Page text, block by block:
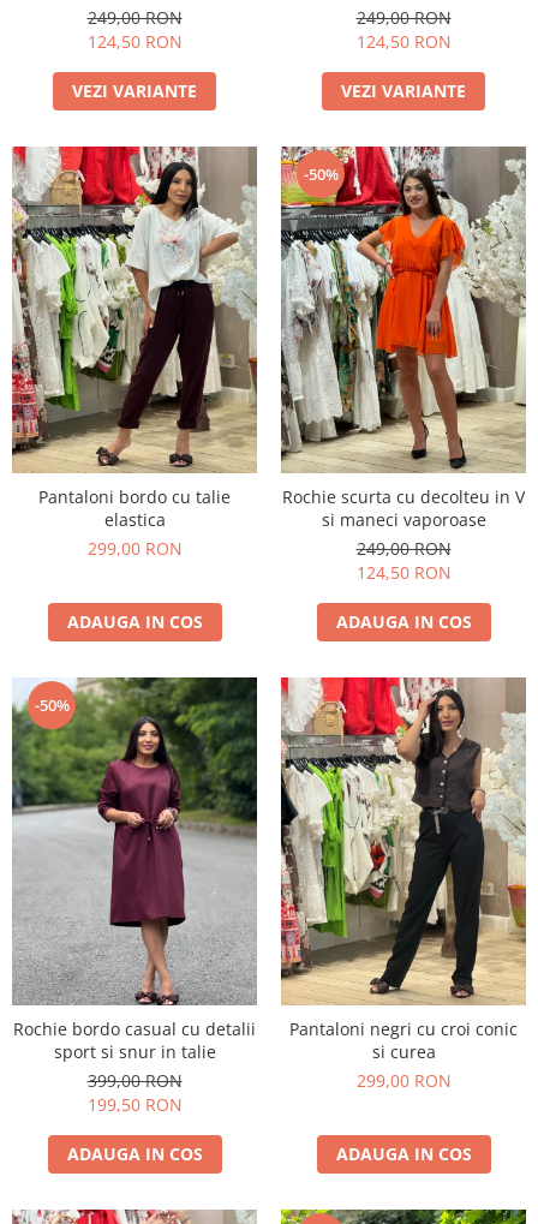
249,00 RON
124,50 RON
VEZI VARIANTE
249,00 RON
124,50 RON
VEZI VARIANTE
Pantaloni bordo cu talie
elastica
299,00 RON
ADAUGA IN COS
-50%
Rochie scurta cu decolteu in V
si maneci vaporoase
249,00 RON
124,50 RON
ADAUGA IN COS
-50%
Rochie bordo casual cu detalii
sport si snur in talie
399,00 RON
199,50 RON
ADAUGA IN COS
Pantaloni negri cu croi conic
si curea
299,00 RON
ADAUGA IN COS